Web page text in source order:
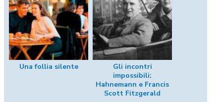
Una follia silente
Gli incontri
impossibili:
Hahnemann e Francis
Scott Fitzgerald